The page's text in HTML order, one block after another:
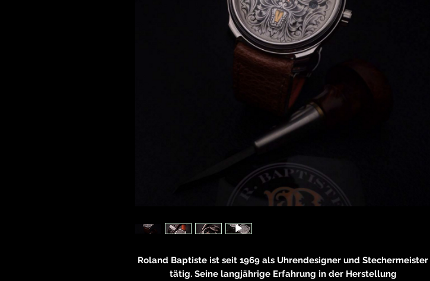
Roland Baptiste ist seit 1969 als Uhrendesigner und Stechermeister
tätig. Seine langjährige Erfahrung in der Herstellung